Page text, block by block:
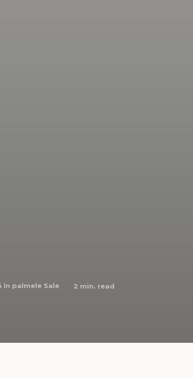
în palmele Sale 2 min. read